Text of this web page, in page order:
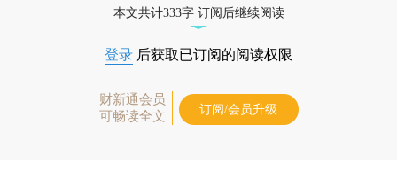
本文共计333字 订阅后继续阅读
登录 后获取已订阅的阅读权限
财新通会员
可畅读全文
订阅/会员升级